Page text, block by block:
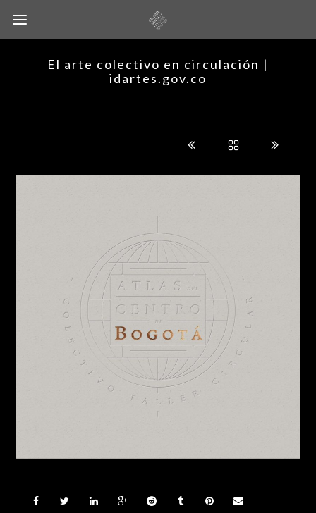
El arte colectivo en circulación |
idartes.gov.co